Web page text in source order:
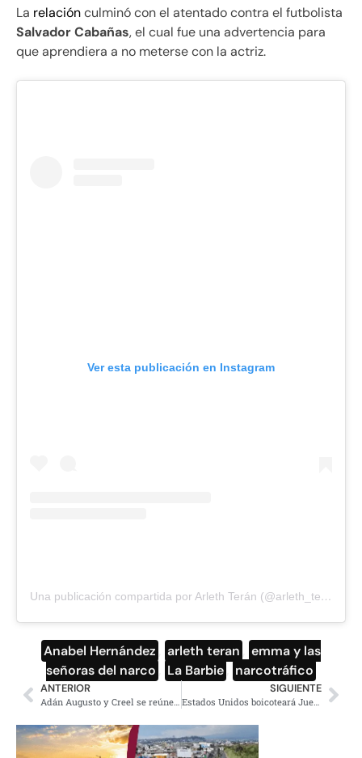
La relaciónculminó con el atentado contra el futbolista
Salvador Cabañas, el cual fue una advertencia para
que aprendiera a no meterse con la actriz.
Ver esta publicación en Instagram
Una publicación compartida por Arleth Terán (@arleth_teran111)
Anabel Hernández arleth teran
emma y las
señoras del narco
La Barbie narcotráfico
ANTERIOR
Adán Augusto y Creel se reúnen en Segob; acuerdan reunión con más integrantes del PAN
SIGUIENTE
Estados Unidos boicoteará Juego Olímpicos de Invierno en China